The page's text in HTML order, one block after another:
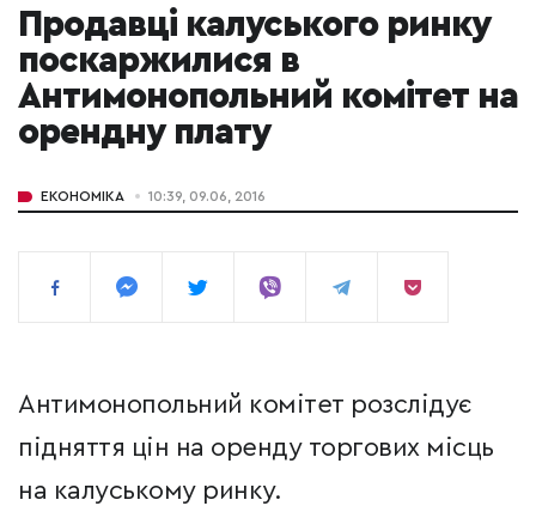
Продавці калуського ринку
поскаржилися в
Антимонопольний комітет на
орендну плату
ЕКОНОМІКА 10:39, 09.06, 2016
Антимонопольний комітет розслідує
підняття цін на оренду торгових місць
на калуському ринку.